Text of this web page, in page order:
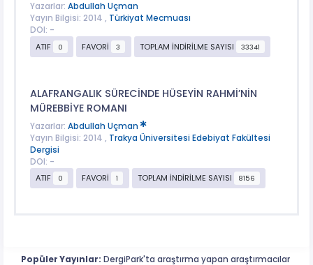
Yazarlar: Abdullah Uçman
Yayın Bilgisi: 2014 , Türkiyat Mecmuası
DOI: -
ATIF
0 FAVORİ 3 TOPLAM İNDİRİLME SAYISI 33341
ALAFRANGALIK SÜRECİNDE HÜSEYİN RAHMİ’NİN
MÜREBBİYE ROMANI
Yazarlar: Abdullah Uçman
Yayın Bilgisi: 2014 , Trakya Üniversitesi Edebiyat Fakültesi
Dergisi
DOI: -
ATIF
0 FAVORİ 1 TOPLAM İNDİRİLME SAYISI 8156
Popüler Yayınlar: DergiPark'ta araştırma yapan araştırmacılar